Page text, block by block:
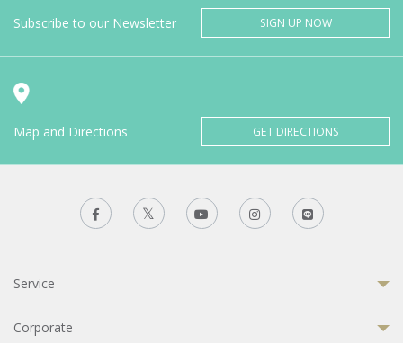
Subscribe to our Newsletter SIGN UP NOW
Map and Directions GET DIRECTIONS
Service
Corporate